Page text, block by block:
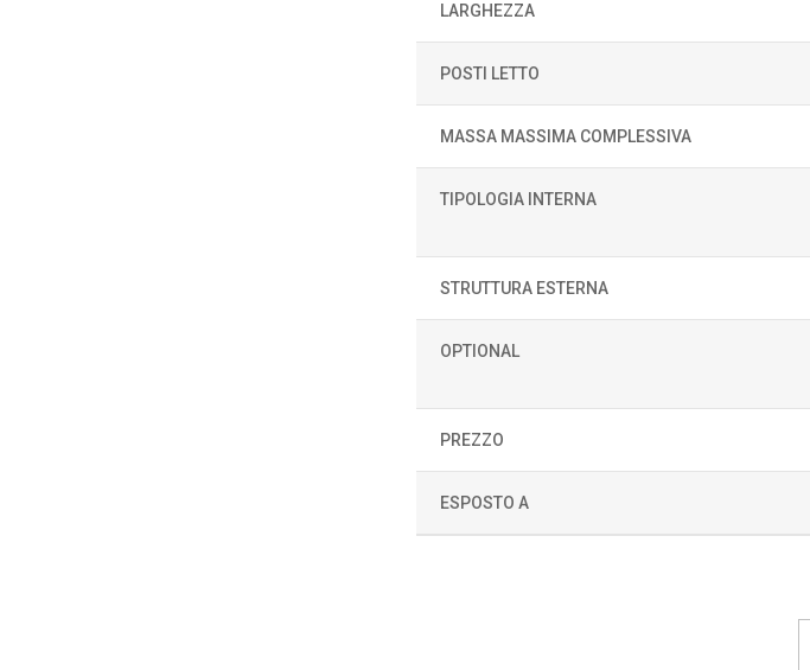
LARGHEZZA
POSTI LETTO
MASSA MASSIMA COMPLESSIVA
TIPOLOGIA INTERNA
STRUTTURA ESTERNA
OPTIONAL
PREZZO
ESPOSTO A